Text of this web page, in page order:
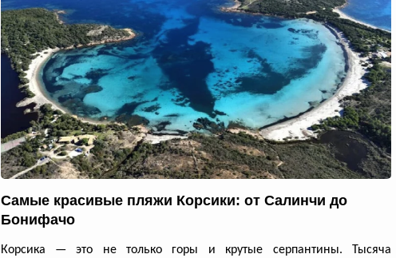
Самые красивые пляжи Корсики: от Салинчи до
Бонифачо
Корсика — это не только горы и крутые серпантины. Тысяча